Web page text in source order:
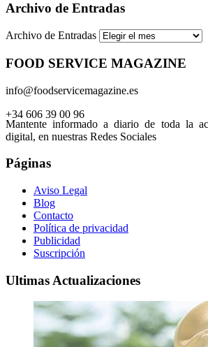
Archivo de Entradas
Archivo de Entradas
FOOD SERVICE MAGAZINE
info@foodservicemagazine.es
+34 606 39 00 96
Mantente informado a diario de toda la
digital, en nuestras Redes Sociales
Páginas
Aviso Legal
Blog
Contacto
Política de privacidad
Publicidad
Suscripción
Ultimas Actualizaciones